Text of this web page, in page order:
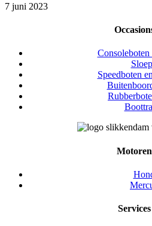
7 juni 2023
Consoleboten
Speedboten
Motoren
Services